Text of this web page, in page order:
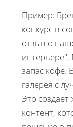
Пример:
конкурс в
отзыв о
интерьере".
запас кофе.
галерея с
Это
контент,